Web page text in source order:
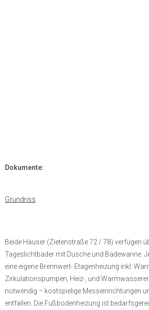
Dokumente:
Grundriss
Beide Häuser (Zietenstraße 72 / 78) verfügen
Tageslichtbäder mit Dusche und Badewanne.
eine eigene Brennwert- Etagenheizung inkl.
Zirkulationspumpen, Heiz-, und
notwendig – kostspielige Messeinrichtungen
entfallen. Die Fußbodenheizung ist